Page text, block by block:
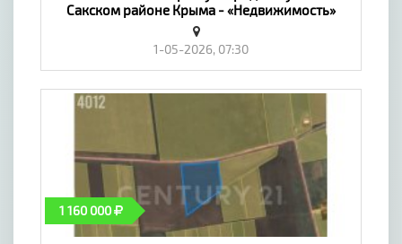
Сакском районе Крыма - «Недвижимость»
1-05-2026, 07:30
1 160 000